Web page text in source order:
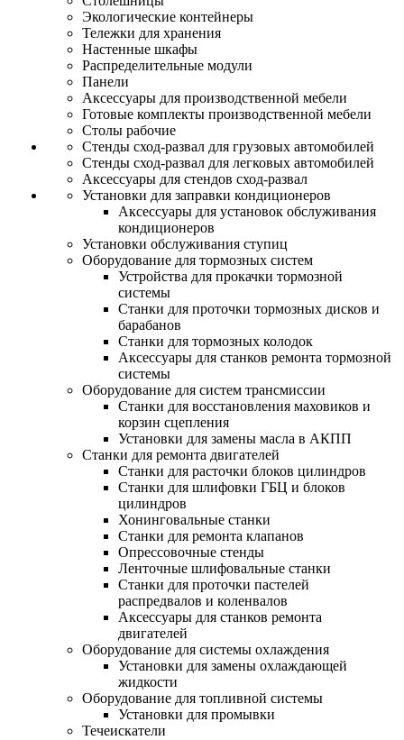
Экологические контейнеры
Тележки для хранения
Настенные шкафы
Распределительные модули
Панели
Аксессуары для производственной мебели
Готовые комплекты производственной мебели
Столы рабочие
Стенды сход-развал для грузовых автомобилей
Стенды сход-развал для легковых автомобилей
Аксессуары для стендов сход-развал
Установки для заправки кондиционеров
Аксессуары для установок обслуживания
кондиционеров
Установки обслуживания ступиц
Оборудование для тормозных систем
Устройства для прокачки тормозной
системы
Станки для проточки тормозных дисков и
барабанов
Станки для тормозных колодок
Аксессуары для станков ремонта тормозной
системы
Оборудование для систем трансмиссии
Станки для восстановления маховиков и
корзин сцепления
Установки для замены масла в АКПП
Станки для ремонта двигателей
Станки для расточки блоков цилиндров
Станки для шлифовки ГБЦ и блоков
цилиндров
Хонинговальные станки
Станки для ремонта клапанов
Опрессовочные стенды
Ленточные шлифовальные станки
Станки для проточки пастелей
распредвалов и коленвалов
Аксессуары для станков ремонта
двигателей
Оборудование для системы охлаждения
Установки для замены охлаждающей
жидкости
Оборудование для топливной системы
Установки для промывки
Течеискатели